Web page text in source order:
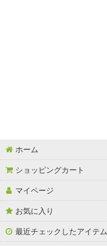
ホーム
ショッピングカート
マイページ
お気に入り
最近チェックしたアイテム